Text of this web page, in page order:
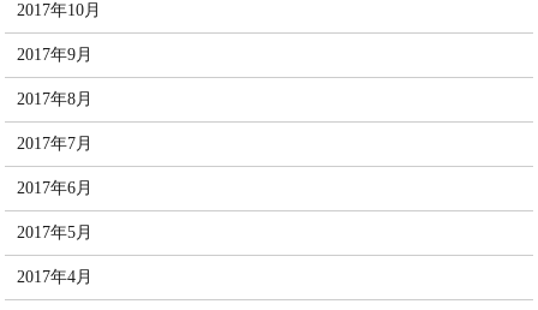
2017年10月
2017年9月
2017年8月
2017年7月
2017年6月
2017年5月
2017年4月